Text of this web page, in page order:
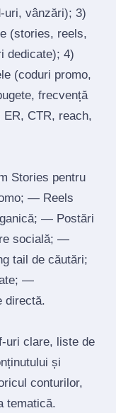
vânzări); 3)
(stories, reels,
dedicate); 4)
(coduri promo,
frecvență
CTR, reach,
Stories pentru
— Reels
— Postări
socială; —
tail de căutări;
—
directă.
clare, liste de
și
conturilor,
tematică.